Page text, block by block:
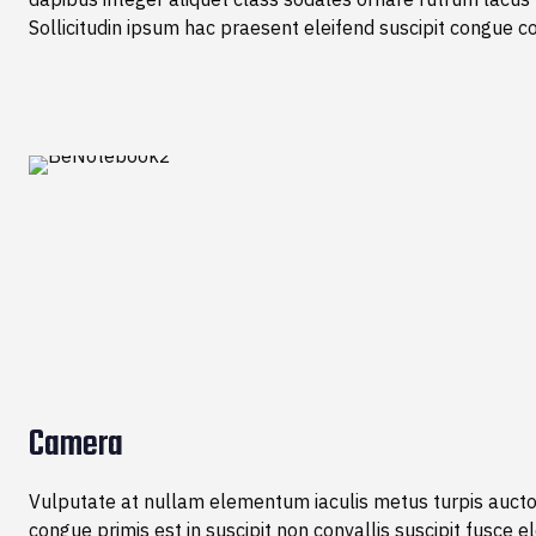
Sollicitudin ipsum hac praesent eleifend suscipit congue
Camera
Vulputate at nullam elementum iaculis metus turpis
congue primis est in suscipit non convallis suscipit fusce